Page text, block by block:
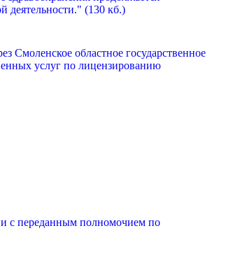
деятельности." (130 кб.)
Смоленское областное государственное
услуг по лицензированию
с переданным полномочием по